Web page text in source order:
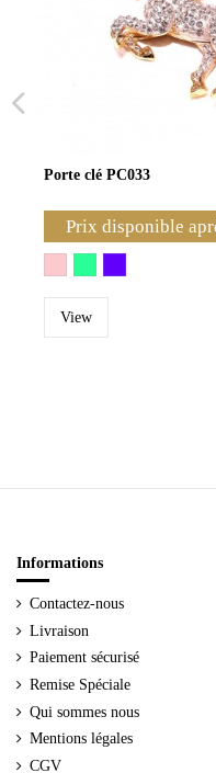
Porte clé PC033
Prix disponible
View
Informations
Contactez-nous
Livraison
Paiement sécurisé
Remise Spéciale
Qui sommes nous
Mentions légales
CGV